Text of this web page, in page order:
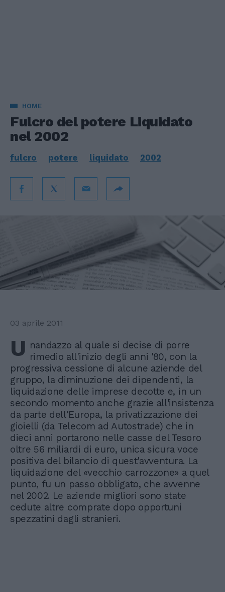
HOME
Fulcro del potere Liquidato
nel 2002
fulcro potere liquidato 2002
03 aprile 2011
U nandazzo al quale si decise di porre
rimedio all'inizio degli anni '80, con la
progressiva cessione di alcune aziende del
gruppo, la diminuzione dei dipendenti, la
liquidazione delle imprese decotte e, in un
secondo momento anche grazie all'insistenza
da parte dell'Europa, la privatizzazione dei
gioielli (da Telecom ad Autostrade) che in
dieci anni portarono nelle casse del Tesoro
oltre 56 miliardi di euro, unica sicura voce
positiva del bilancio di quest'avventura. La
liquidazione del «vecchio carrozzone» a quel
punto, fu un passo obbligato, che avvenne
nel 2002. Le aziende migliori sono state
cedute altre comprate dopo opportuni
spezzatini dagli stranieri.